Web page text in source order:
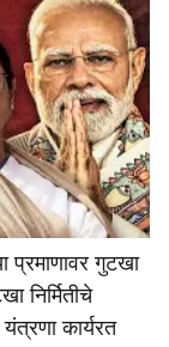
प्रमाणावर गुटखा
निर्मितीचे
कार्यरत